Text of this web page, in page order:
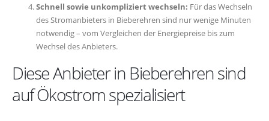
Schnell sowie unkompliziert wechseln: Für das Wechseln
des Stromanbieters in Bieberehren sind nur wenige Minuten
notwendig – vom Vergleichen der Energiepreise bis zum
Wechsel des Anbieters.
Diese Anbieter in Bieberehren sind
auf Ökostrom spezialisiert